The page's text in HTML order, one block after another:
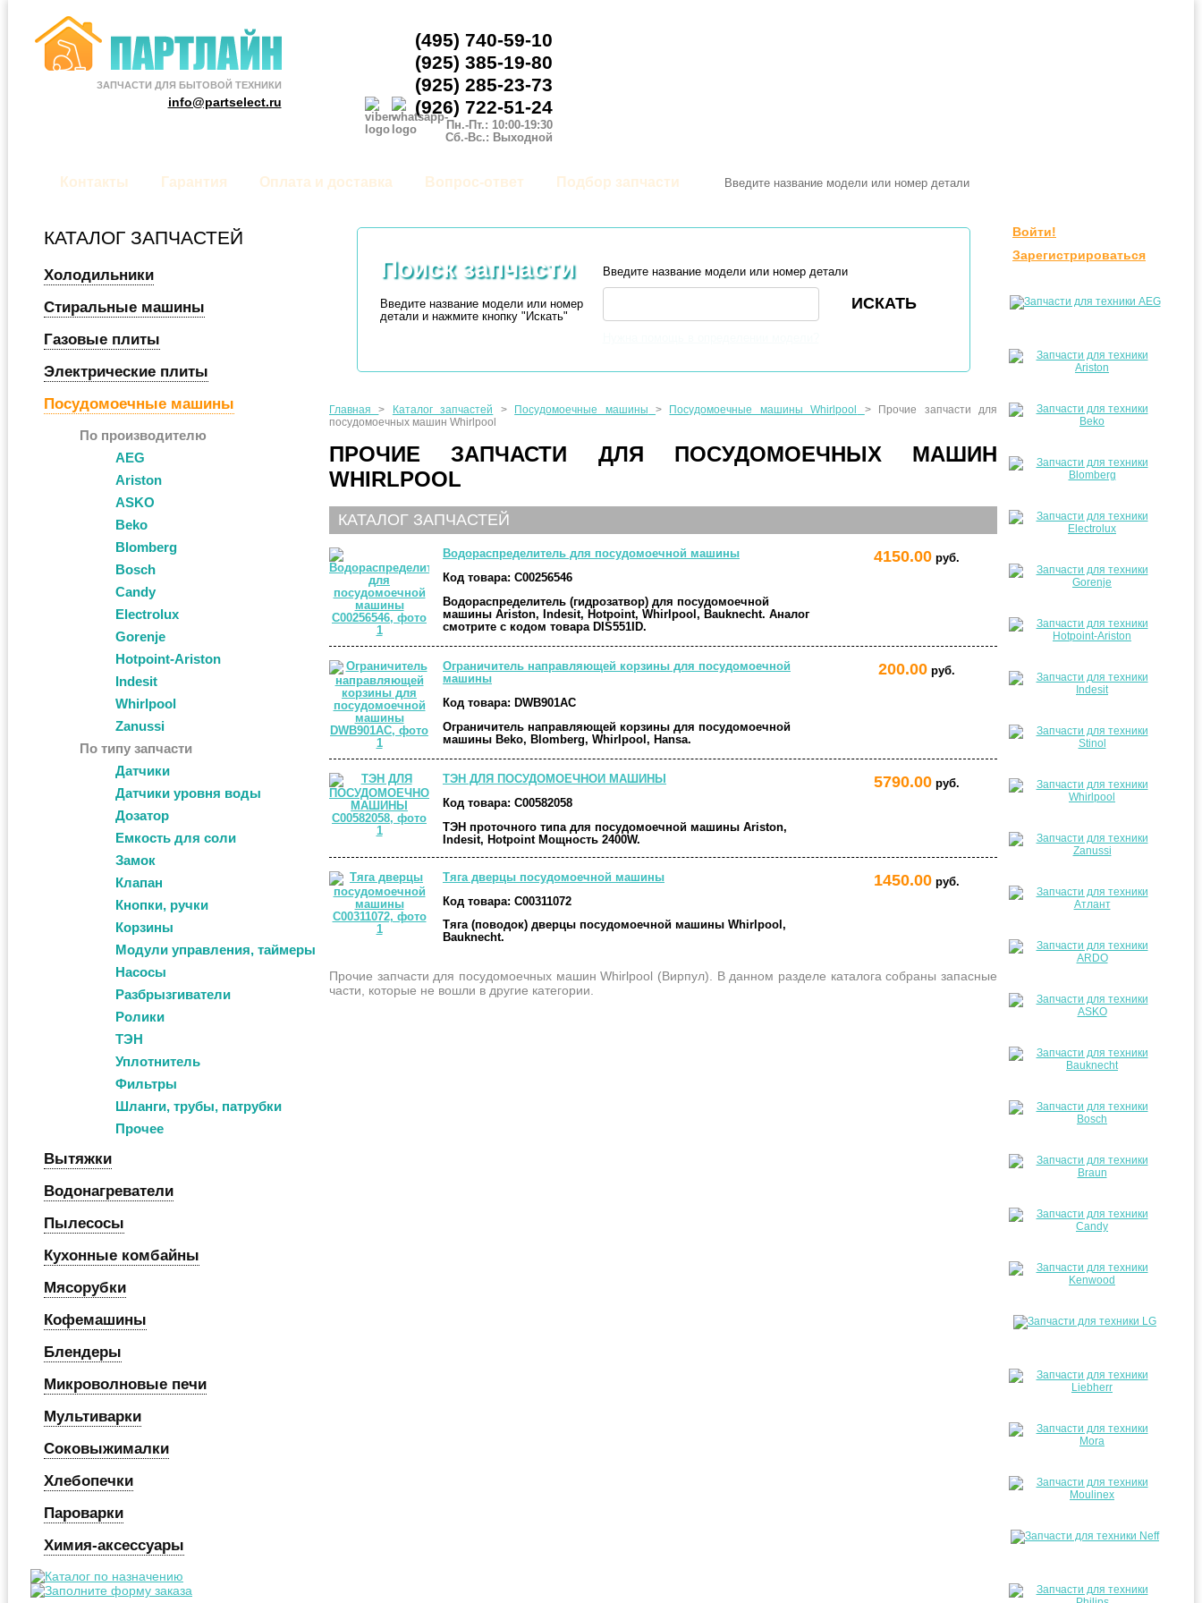
ЗАПЧАСТИ ДЛЯ БЫТОВОЙ ТЕХНИКИ
info@partselect.ru
(495) 740-59-10
(925) 385-19-80
(925) 285-23-73
(926) 722-51-24
Пн.-Пт.: 10:00-19:30
Сб.-Вс.: Выходной
Контакты Гарантия Оплата и доставка Вопрос-ответ Подбор запчасти
Войти!
Зарегистрироваться
КАТАЛОГ ЗАПЧАСТЕЙ
Холодильники
Стиральные машины
Газовые плиты
Электрические плиты
Посудомоечные машины
По производителю
AEG
Ariston
ASKO
Beko
Blomberg
Bosch
Candy
Electrolux
Gorenje
Hotpoint-Ariston
Indesit
Whirlpool
Zanussi
По типу запчасти
Датчики
Датчики уровня воды
Дозатор
Емкость для соли
Замок
Клапан
Кнопки, ручки
Корзины
Модули управления, таймеры
Насосы
Разбрызгиватели
Ролики
ТЭН
Уплотнитель
Фильтры
Шланги, трубы, патрубки
Прочее
Вытяжки
Водонагреватели
Пылесосы
Кухонные комбайны
Мясорубки
Кофемашины
Блендеры
Микроволновые печи
Мультиварки
Соковыжималки
Хлебопечки
Пароварки
Химия-аксессуары
Поиск запчасти
Введите название модели или номер
детали и нажмите кнопку "Искать"
Введите название модели или номер детали
Главная > Каталог запчастей > Посудомоечные машины > Посудомоечные машины Whirlpool > Прочие запчасти для
посудомоечных машин Whirlpool
ПРОЧИЕ ЗАПЧАСТИ ДЛЯ ПОСУДОМОЕЧНЫХ МАШИН
WHIRLPOOL
КАТАЛОГ ЗАПЧАСТЕЙ
Водораспределитель для посудомоечной машины
Код товара: C00256546
Водораспределитель (гидрозатвор) для посудомоечной
машины Ariston, Indesit, Hotpoint, Whirlpool, Bauknecht. Аналог
смотрите с кодом товара DIS551ID.
4150.00 руб.
Ограничитель направляющей корзины для посудомоечной
машины
Код товара: DWB901AC
Ограничитель направляющей корзины для посудомоечной
машины Beko, Blomberg, Whirlpool, Hansa.
200.00 руб.
ТЭН ДЛЯ ПОСУДОМОЕЧНОЙ МАШИНЫ
Код товара: C00582058
ТЭН проточного типа для посудомоечной машины Ariston,
Indesit, Hotpoint Мощность 2400W.
5790.00 руб.
Тяга дверцы посудомоечной машины
Код товара: C00311072
Тяга (поводок) дверцы посудомоечной машины Whirlpool,
Bauknecht.
1450.00 руб.
Прочие запчасти для посудомоечных машин Whirlpool (Вирпул). В данном разделе каталога собраны запасные
части, которые не вошли в другие категории.